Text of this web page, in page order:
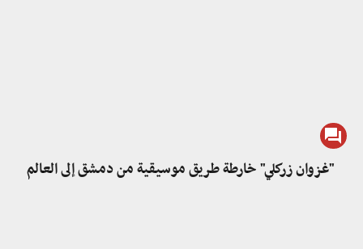
"غزوان زركلي" خارطة طريق موسيقية من دمشق إلى العالم